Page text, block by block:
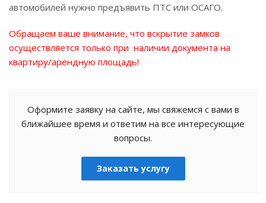
автомобилей нужно предъявить ПТС или ОСАГО.
Обращаем ваше внимание, что вскрытие замков
осуществляется только при наличии документа на
квартиру/арендную площадь!
Оформите заявку на сайте, мы свяжемся с вами в
ближайшее время и ответим на все интересующие
вопросы.
Заказать услугу